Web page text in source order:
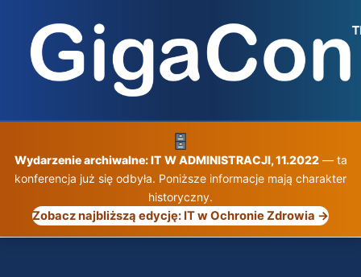
treści
Wydarzenie archiwalne: IT W ADMINISTRACJI, 11.2022— ta
konferencja już się odbyła. Poniższe informacje mają charakter
historyczny.
Zobacz najbliższą edycję: IT w Ochronie Zdrowia →